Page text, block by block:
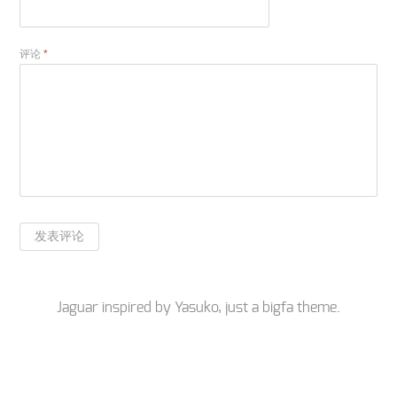
评论*
Jaguar inspired by Yasuko, just a bigfa theme.